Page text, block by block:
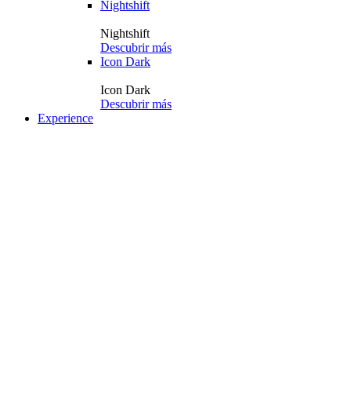
Nightshift
Nightshift
Descubrir más
Icon Dark
Icon Dark
Descubrir más
Experience